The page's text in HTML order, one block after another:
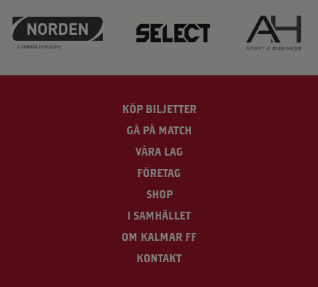
KÖP BILJETTER
GÅ PÅ MATCH
VÅRA LAG
FÖRETAG
SHOP
I SAMHÄLLET
OM KALMAR FF
KONTAKT